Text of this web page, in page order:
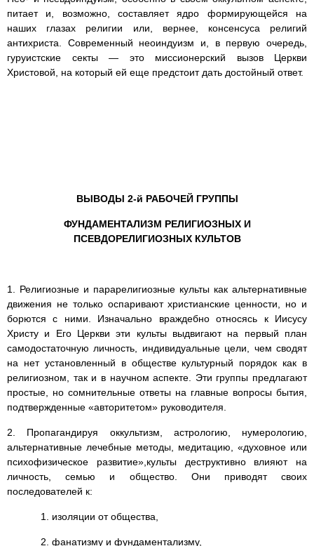
питает и, возможно, составляет ядро формирующейся на
наших глазах религии или, вернее, консенсуса религий
антихриста. Современный неоиндуизм и, в первую очередь,
гуруистские секты — это миссионерский вызов Церкви
Христовой, на который ей еще предстоит дать достойный ответ.
ВЫВОДЫ 2-й РАБОЧЕЙ ГРУППЫ
ФУНДАМЕНТАЛИЗМ РЕЛИГИОЗНЫХ И
ПСЕВДОРЕЛИГИОЗНЫХ КУЛЬТОВ
1. Религиозные и парарелигиозные культы как альтернативные
движения не только оспаривают христианские ценности, но и
борются с ними. Изначально враждебно относясь к Иисусу
Христу и Его Церкви эти культы выдвигают на первый план
самодостаточную личность, индивидуальные цели, чем сводят
на нет установленный в обществе культурный порядок как в
религиозном, так и в научном аспекте. Эти группы предлагают
простые, но сомнительные ответы на главные вопросы бытия,
подтвержденные «авторитетом» руководителя.
2. Пропагандируя оккультизм, астрологию, нумерологию,
альтернативные лечебные методы, медитацию, «духовное или
психофизическое развитие»,культы деструктивно влияют на
личность, семью и общество. Они приводят своих
последователей к:
1. изоляции от общества,
2. фанатизму и фундаментализму,